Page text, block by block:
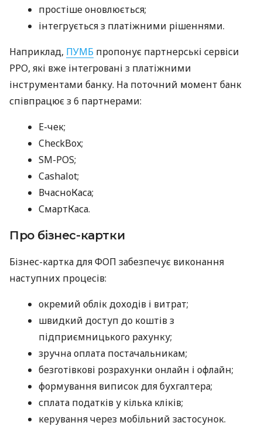
простіше оновлюється;
інтегрується з платіжними рішеннями.
Наприклад, ПУМБ пропонує партнерські сервіси
РРО, які вже інтегровані з платіжними
інструментами банку. На поточний момент банк
співпрацює з 6 партнерами:
E-чек;
CheckBox;
SM-POS;
Cashalot;
ВчасноКаса;
СмартКаса.
Про бізнес-картки
Бізнес-картка для ФОП забезпечує виконання
наступних процесів:
окремий облік доходів і витрат;
швидкий доступ до коштів з
підприємницького рахунку;
зручна оплата постачальникам;
безготівкові розрахунки онлайн і офлайн;
формування виписок для бухгалтера;
сплата податків у кілька кліків;
керування через мобільний застосунок.